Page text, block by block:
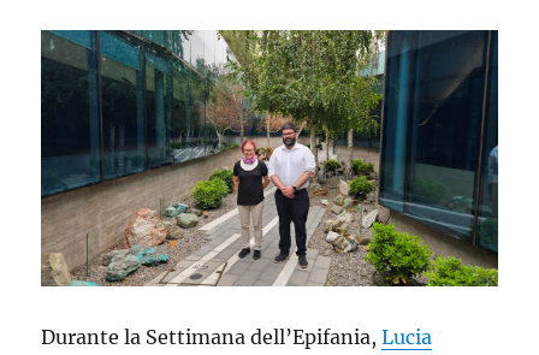
il
contributo
di
AWARE
sui
rifiuti
alimentari
Durante la Settimana dell’Epifania,Lucia